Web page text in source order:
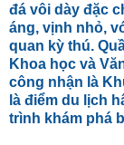
đá vôi dày đặc
áng, vịnh nhỏ,
quan kỳ thú.
Khoa học và
công nhận là
là điểm du lịch
trình khám phá